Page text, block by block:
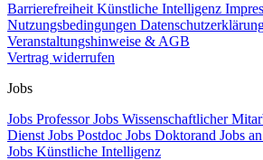
Barrierefreiheit Künstliche Intelligenz
Nutzungsbedingungen
Veranstaltungshinweise & AGB
Vertrag widerrufen
Jobs
Jobs ProfessorJobs Wissenschaftlicher
Dienst Jobs Postdoc Jobs Doktorand Jobs
Jobs Künstliche Intelligenz